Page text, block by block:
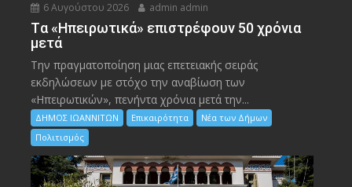
6 Αυγούστου 2026 admin admin
Tα «Ηπειρωτικά» επιστρέφουν 50 χρόνια
μετά
Την πραγματοποίηση μιας επετειακής σειράς
εκδηλώσεων με στόχο την αναβίωση των
«Ηπειρωτικών», πενήντα χρόνια μετά την...
ΔΗΜΟΣ ΙΩΑΝΝΙΤΩΝ Επικαιρότητα
Νέα των Δήμων
Πολιτισμός